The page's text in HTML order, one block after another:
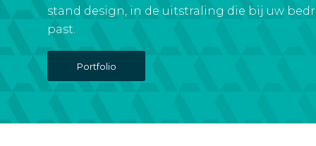
stand design, in de uitstraling die bij uw
past.
Portfolio